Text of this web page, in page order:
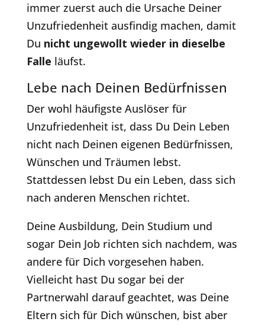
immer zuerst auch die Ursache Deiner
Unzufriedenheit ausfindig machen, damit
Du nicht ungewollt wieder in dieselbe
Falle läufst.
Lebe nach Deinen Bedürfnissen
Der wohl häufigste Auslöser für
Unzufriedenheit ist, dass Du Dein Leben
nicht nach Deinen eigenen Bedürfnissen,
Wünschen und Träumen lebst.
Stattdessen lebst Du ein Leben, dass sich
nach anderen Menschen richtet.
Deine Ausbildung, Dein Studium und
sogar Dein Job richten sich nachdem, was
andere für Dich vorgesehen haben.
Vielleicht hast Du sogar bei der
Partnerwahl darauf geachtet, was Deine
Eltern sich für Dich wünschen, bist aber